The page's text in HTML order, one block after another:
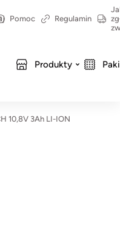
Pomoc Regulamin
Produkty
10,8V 3Ah LI-ION